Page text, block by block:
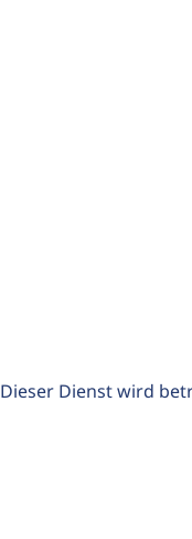
Dieser Dienst wird